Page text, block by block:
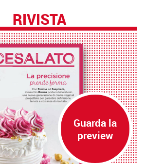
RIVISTA